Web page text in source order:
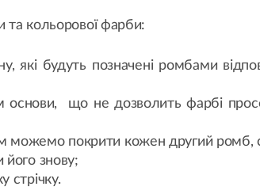
та кольорової фарби:
які будуть позначені ромбами
що не дозволить фарбі
покрити кожен другий ромб,
його знову;
стрічку.